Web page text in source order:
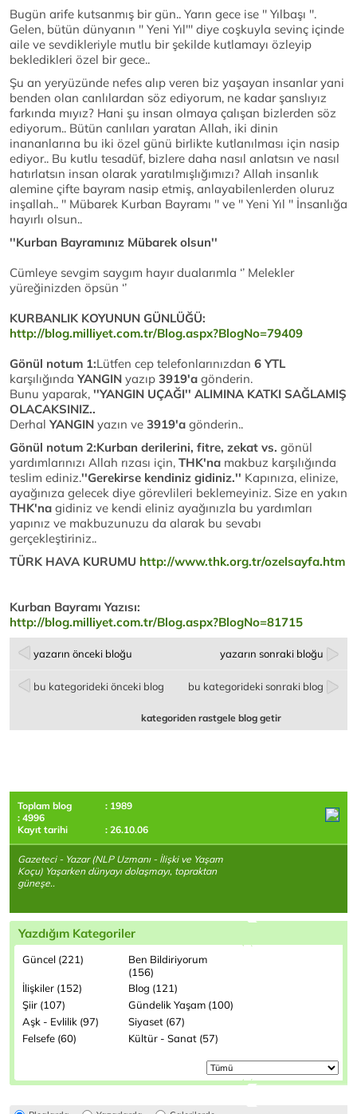
Bugün arife kutsanmış bir gün.. Yarın gece ise '' Yılbaşı ''.
Gelen, bütün dünyanın '' Yeni Yıl''' diye coşkuyla sevinç içinde
aile ve sevdikleriyle mutlu bir şekilde kutlamayı özleyip
bekledikleri özel bir gece..
Şu an yeryüzünde nefes alıp veren biz yaşayan insanlar yani
benden olan canlılardan söz ediyorum, ne kadar şanslıyız
farkında mıyız? Hani şu insan olmaya çalışan bizlerden söz
ediyorum.. Bütün canlıları yaratan Allah, iki dinin
inananlarına bu iki özel günü birlikte kutlanılması için nasip
ediyor.. Bu kutlu tesadüf, bizlere daha nasıl anlatsın ve nasıl
hatırlatsın insan olarak yaratılmışlığımızı? Allah insanlık
alemine çifte bayram nasip etmiş, anlayabilenlerden oluruz
inşallah.. '' Mübarek Kurban Bayramı '' ve '' Yeni Yıl '' İnsanlığa
hayırlı olsun..
''Kurban Bayramınız Mübarek olsun''
Cümleye sevgim saygım hayır dualarımla ‘’ Melekler
yüreğinizden öpsün ‘’
KURBANLIK KOYUNUN GÜNLÜĞÜ:
http://blog.milliyet.com.tr/Blog.aspx?BlogNo=79409
Gönül notum 1:Lütfen cep telefonlarınızdan 6 YTL
karşılığında YANGIN yazıp 3919'a gönderin.
Bunu yaparak, ''YANGIN UÇAĞI'' ALIMINA KATKI SAĞLAMIŞ
OLACAKSINIZ..
Derhal YANGIN yazın ve 3919'a gönderin..
Gönül notum 2:Kurban derilerini, fitre, zekat vs. gönül
yardımlarınızı Allah rızası için, THK'na makbuz karşılığında
teslim ediniz.''Gerekirse kendiniz gidiniz.'' Kapınıza, elinize,
ayağınıza gelecek diye görevlileri beklemeyiniz. Size en yakın
THK'na gidiniz ve kendi eliniz ayağınızla bu yardımları
yapınız ve makbuzunuzu da alarak bu sevabı
gerçekleştiriniz..
TÜRK HAVA KURUMU http://www.thk.org.tr/ozelsayfa.htm
Kurban Bayramı Yazısı:
http://blog.milliyet.com.tr/Blog.aspx?BlogNo=81715
yazarın önceki bloğu yazarın sonraki bloğu
bu kategorideki önceki blog bu kategorideki sonraki blog
kategoriden rastgele blog getir
Toplam blog
: 1989
: 4996
Kayıt tarihi
: 26.10.06
Gazeteci - Yazar (NLP Uzmanı - İlişki ve Yaşam
Koçu) Yaşarken dünyayı dolaşmayı, topraktan
güneşe..
Yazdığım Kategoriler
Güncel (221) Ben Bildiriyorum
(156)
İlişkiler (152)
Blog (121)
Şiir (107)
Gündelik Yaşam (100)
Aşk - Evlilik (97)
Siyaset (67)
Felsefe (60)
Kültür - Sanat (57)